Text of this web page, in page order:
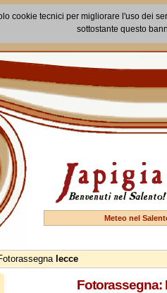
cookie tecnici per migliorare l'uso dei
sottostante questo
Meteo nel
lecce
Fotorassegna: